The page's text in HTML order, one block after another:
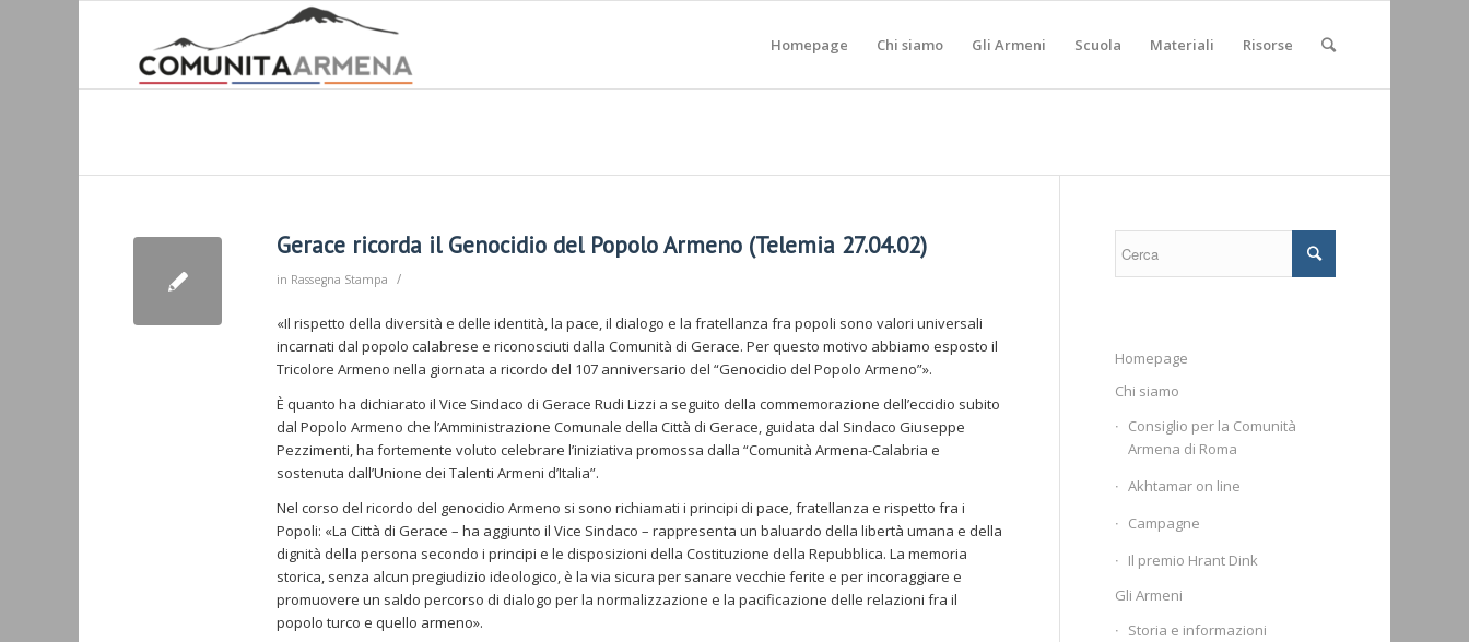
Homepage Chi siamo Gli Armeni Scuola Materiali Risorse
Gerace ricorda il Genocidio del Popolo Armeno (Telemia 27.04.02)
in Rassegna Stampa /
«Il rispetto della diversità e delle identità, la pace, il dialogo e la fratellanza fra popoli sono valori universali
incarnati dal popolo calabrese e riconosciuti dalla Comunità di Gerace. Per questo motivo abbiamo esposto il
Tricolore Armeno nella giornata a ricordo del 107 anniversario del “Genocidio del Popolo Armeno”».
È quanto ha dichiarato il Vice Sindaco di Gerace Rudi Lizzi a seguito della commemorazione dell’eccidio subito
dal Popolo Armeno che l’Amministrazione Comunale della Città di Gerace, guidata dal Sindaco Giuseppe
Pezzimenti, ha fortemente voluto celebrare l’iniziativa promossa dalla “Comunità Armena-Calabria e
sostenuta dall’Unione dei Talenti Armeni d’Italia”.
Nel corso del ricordo del genocidio Armeno si sono richiamati i principi di pace, fratellanza e rispetto fra i
Popoli: «La Città di Gerace – ha aggiunto il Vice Sindaco – rappresenta un baluardo della libertà umana e della
dignità della persona secondo i principi e le disposizioni della Costituzione della Repubblica. La memoria
storica, senza alcun pregiudizio ideologico, è la via sicura per sanare vecchie ferite e per incoraggiare e
promuovere un saldo percorso di dialogo per la normalizzazione e la pacificazione delle relazioni fra il
popolo turco e quello armeno».
Homepage
Chi siamo
Consiglio per la Comunità
Armena di Roma
Akhtamar on line
Campagne
Il premio Hrant Dink
Gli Armeni
Storia e informazioni